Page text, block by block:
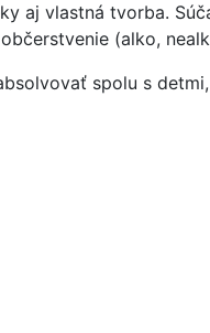
aj vlastná tvorba.
(alko,
spolu s